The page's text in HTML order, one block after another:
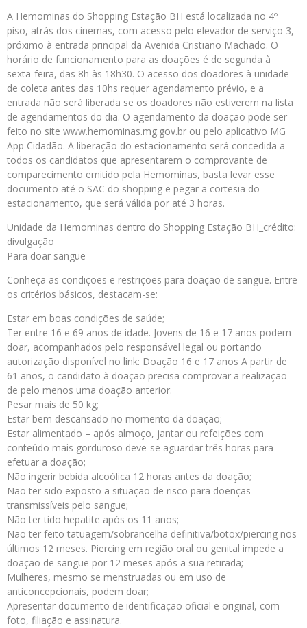
A Hemominas do Shopping Estação BH está localizada no 4º
piso, atrás dos cinemas, com acesso pelo elevador de serviço 3,
próximo à entrada principal da Avenida Cristiano Machado. O
horário de funcionamento para as doações é de segunda à
sexta-feira, das 8h às 18h30. O acesso dos doadores à unidade
de coleta antes das 10hs requer agendamento prévio, e a
entrada não será liberada se os doadores não estiverem na lista
de agendamentos do dia. O agendamento da doação pode ser
feito no site www.hemominas.mg.gov.br ou pelo aplicativo MG
App Cidadão. A liberação do estacionamento será concedida a
todos os candidatos que apresentarem o comprovante de
comparecimento emitido pela Hemominas, basta levar esse
documento até o SAC do shopping e pegar a cortesia do
estacionamento, que será válida por até 3 horas.
Unidade da Hemominas dentro do Shopping Estação BH_crédito:
divulgação
Para doar sangue
Conheça as condições e restrições para doação de sangue. Entre
os critérios básicos, destacam-se:
Estar em boas condições de saúde;
Ter entre 16 e 69 anos de idade. Jovens de 16 e 17 anos podem
doar, acompanhados pelo responsável legal ou portando
autorização disponível no link: Doação 16 e 17 anos A partir de
61 anos, o candidato à doação precisa comprovar a realização
de pelo menos uma doação anterior.
Pesar mais de 50 kg;
Estar bem descansado no momento da doação;
Estar alimentado – após almoço, jantar ou refeições com
conteúdo mais gorduroso deve-se aguardar três horas para
efetuar a doação;
Não ingerir bebida alcoólica 12 horas antes da doação;
Não ter sido exposto a situação de risco para doenças
transmissíveis pelo sangue;
Não ter tido hepatite após os 11 anos;
Não ter feito tatuagem/sobrancelha definitiva/botox/piercing nos
últimos 12 meses. Piercing em região oral ou genital impede a
doação de sangue por 12 meses após a sua retirada;
Mulheres, mesmo se menstruadas ou em uso de
anticoncepcionais, podem doar;
Apresentar documento de identificação oficial e original, com
foto, filiação e assinatura.